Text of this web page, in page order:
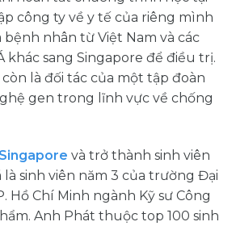
công ty về y tế của riêng mình
bệnh nhân từ Việt Nam và các
khác sang Singapore để điều trị.
là đối tác của một tập đoàn
gen trong lĩnh vực về chống
và trở thành sinh viên
là sinh viên năm 3 của trường Đại
Hồ Chí Minh ngành Kỹ sư Công
Anh Phát thuộc top 100 sinh